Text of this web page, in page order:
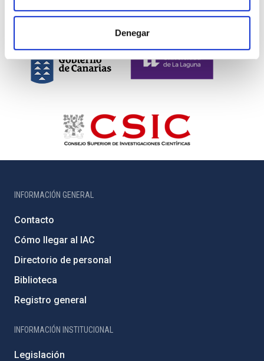
Denegar
INFORMACIÓN GENERAL
Contacto
Cómo llegar al IAC
Directorio de personal
Biblioteca
Registro general
INFORMACIÓN INSTITUCIONAL
Legislación